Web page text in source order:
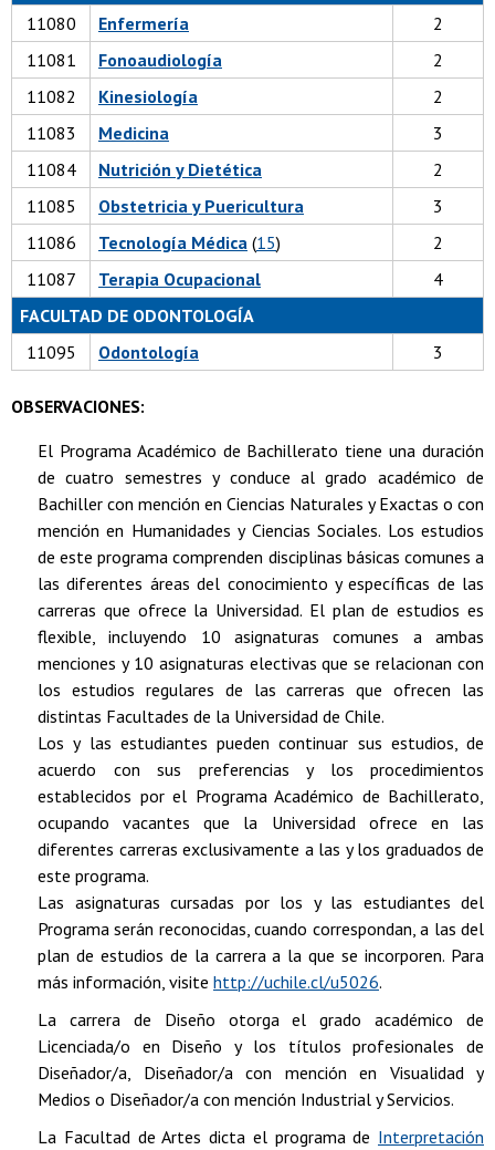
11080
Enfermería
2
11081
Fonoaudiología
2
11082
Kinesiología
2
11083
Medicina
3
11084
Nutrición y Dietética
2
11085
Obstetricia y Puericultura
3
11086
Tecnología Médica (15)
2
11087
Terapia Ocupacional
4
FACULTAD DE ODONTOLOGÍA
11095
Odontología 3
OBSERVACIONES:
El Programa Académico de Bachillerato tiene una duración
de cuatro semestres y conduce al grado académico de
Bachiller con mención en Ciencias Naturales y Exactas o con
mención en Humanidades y Ciencias Sociales. Los estudios
de este programa comprenden disciplinas básicas comunes a
las diferentes áreas del conocimiento y específicas de las
carreras que ofrece la Universidad. El plan de estudios es
flexible, incluyendo 10 asignaturas comunes a ambas
menciones y 10 asignaturas electivas que se relacionan con
los estudios regulares de las carreras que ofrecen las
distintas Facultades de la Universidad de Chile.
Los y las estudiantes pueden continuar sus estudios, de
acuerdo con sus preferencias y los procedimientos
establecidos por el Programa Académico de Bachillerato,
ocupando vacantes que la Universidad ofrece en las
diferentes carreras exclusivamente a las y los graduados de
este programa.
Las asignaturas cursadas por los y las estudiantes del
Programa serán reconocidas, cuando correspondan, a las del
plan de estudios de la carrera a la que se incorporen. Para
más información, visite http://uchile.cl/u5026.
La carrera de Diseño otorga el grado académico de
Licenciada/o en Diseño y los títulos profesionales de
Diseñador/a, Diseñador/a con mención en Visualidad y
Medios o Diseñador/a con mención Industrial y Servicios.
La Facultad de Artes dicta el programa de Interpretación